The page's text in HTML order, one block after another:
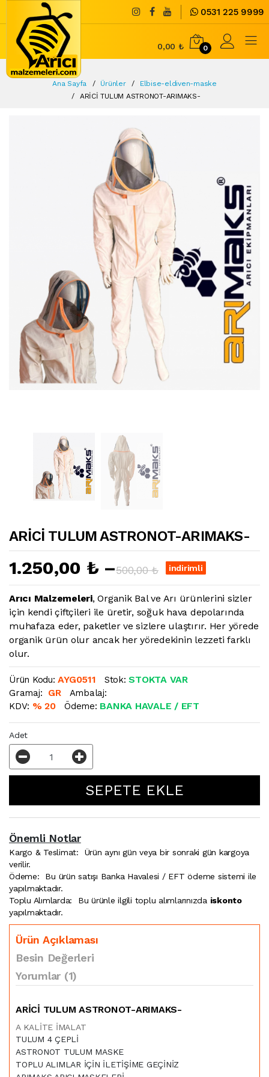
0531 225 9999
0,00 ₺ 0
Ana Sayfa Ürünler
Elbise-eldiven-maske
ARİCİ TULUM ASTRONOT-ARIMAKS-
ARİCİ TULUM ASTRONOT-ARIMAKS-
1.250,00 ₺ –500,00 ₺ indirimli
Arıcı Malzemeleri, Organik Bal ve Arı ürünlerini sizler
için kendi çiftçileri ile üretir, soğuk hava depolarında
muhafaza eder, paketler ve sizlere ulaştırır. Her yörede
organik ürün olur ancak her yöredekinin lezzeti farklı
olur.
Ürün Kodu: AYG0511 Stok: STOKTA VAR
Gramaj: GRAmbalaj:
KDV: % 20Ödeme: BANKA HAVALE / EFT
Adet
Önemli Notlar
Kargo & Teslimat:
Ürün aynı gün veya bir sonraki gün kargoya
verilir.
Ödeme:
Bu ürün satışı Banka Havalesi / EFT ödeme sistemi ile
yapılmaktadır.
Toplu Alımlarda:
Bu ürünle ilgili toplu alımlarınızda iskonto
yapılmaktadır.
Ürün Açıklaması
Besin Değerleri
Yorumlar (1)
ARİCİ TULUM ASTRONOT-ARIMAKS-
A KALİTE İMALAT
TULUM 4 ÇEPLİ
ASTRONOT TULUM MASKE
TOPLU ALIMLAR İÇİN İLETİŞİME GEÇİNİZ